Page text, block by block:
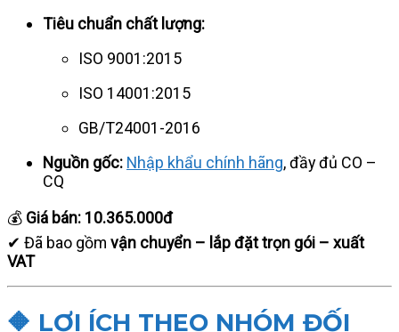
Tiêu chuẩn chất lượng:
ISO 9001:2015
ISO 14001:2015
GB/T24001-2016
Nguồn gốc: Nhập khẩu chính hãng, đầy đủ CO –
CQ
💰 Giá bán: 10.365.000đ
✔ Đã bao gồm vận chuyển – lắp đặt trọn gói – xuất
VAT
🔶 LỢI ÍCH THEO NHÓM ĐỐI